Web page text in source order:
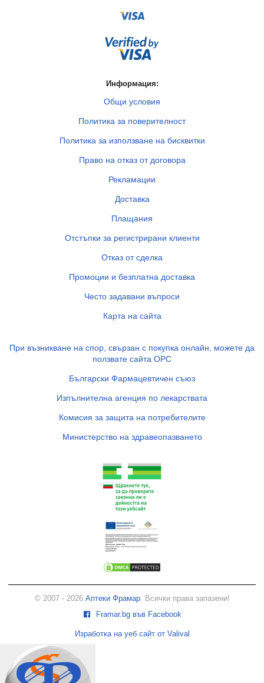
Информация:
Общи условия
Политика за поверителност
Политика за използване на бисквитки
Право на отказ от договора
Рекламации
Доставка
Плащания
Отстъпки за регистрирани клиенти
Отказ от сделка
Промоции и безплатна доставка
Често задавани въпроси
Карта на сайта
При възникване на спор, свързан с покупка онлайн, можете да
ползвате сайта ОРС
Български Фармацевтичен съюз
Изпълнителна агенция по лекарствата
Комисия за защита на потребителите
Министерство на здравеопазването
© 2007 - 2026 Аптеки Фрамар. Всички права запазени!
Framar.bg във Facebook
Изработка на уеб сайт от Valival